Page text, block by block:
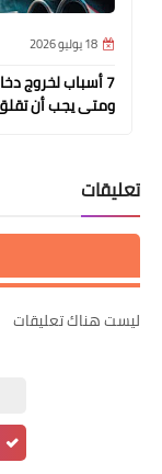
18 يوليو 2026
7 أسباب لخروج
ومتى يجب أن
تعليقات
ليست هناك تعليقات